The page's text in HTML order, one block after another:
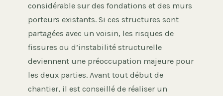
considérable sur des fondations et des murs
porteurs existants. Si ces structures sont
partagées avec un voisin, les risques de
fissures ou d’instabilité structurelle
deviennent une préoccupation majeure pour
les deux parties. Avant tout début de
chantier, il est conseillé de réaliser un